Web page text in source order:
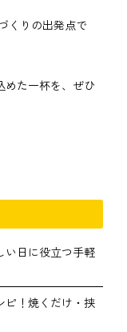
くりの出発点で
めた一杯を、ぜひ
い日に役立つ手軽
ピ！焼くだけ・挟